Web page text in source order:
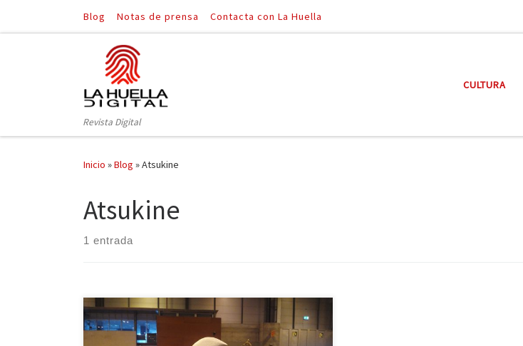
Saltar al contenido
Blog Notas de prensa Contacta con La Huella
Revista Digital
CULTURA
Inicio »Blog »Atsukine
Atsukine
1 entrada
Uno de los eventos más importantes del mundo